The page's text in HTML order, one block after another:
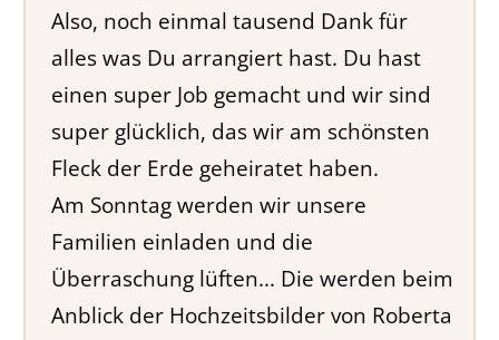
Also, noch einmal tausend Dank für
alles was Du arrangiert hast. Du hast
einen super Job gemacht und wir sind
super glücklich, das wir am schönsten
Fleck der Erde geheiratet haben.
Am Sonntag werden wir unsere
Familien einladen und die
Überraschung lüften... Die werden beim
Anblick der Hochzeitsbilder von Roberta